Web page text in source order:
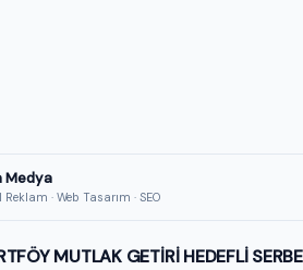
Medya
· Web Tasarım · SEO
MUTLAK GETİRİ HEDEFLİ